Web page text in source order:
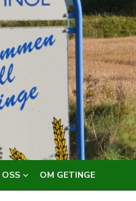
OM GETINGE